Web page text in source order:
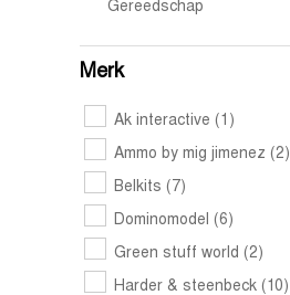
Gereedschap
Merk
Ak interactive (1)
Ammo by mig jimenez (2)
Belkits (7)
Dominomodel (6)
Green stuff world (2)
Harder & steenbeck (10)